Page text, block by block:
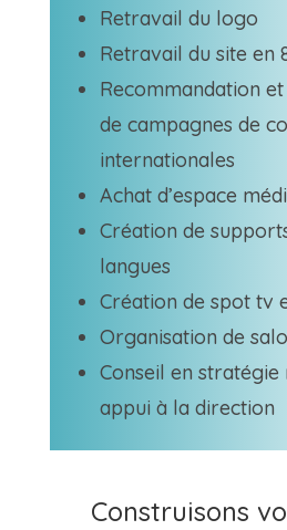
Retravail du logo
Retravail du site en
Recommandation
de campagnesde
internationales
Achat d’espace
Création de
langues
Création de spot tv
Organisation de
Conseilenstratégie
appuià ladirection
Construisons